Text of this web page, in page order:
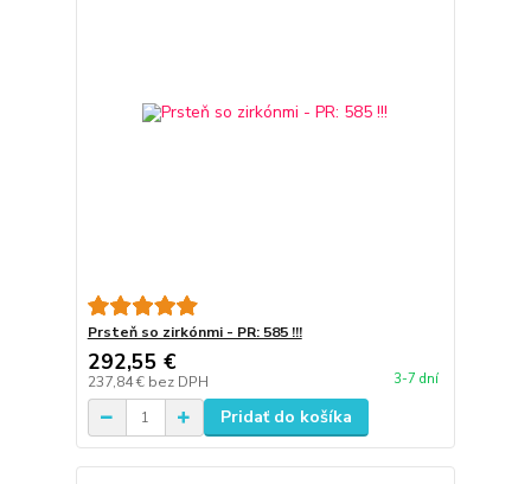
Prsteň so zirkónmi - PR: 585 !!!
292,55 €
237,84 € bez DPH 3-7 dní
Pridať do košíka